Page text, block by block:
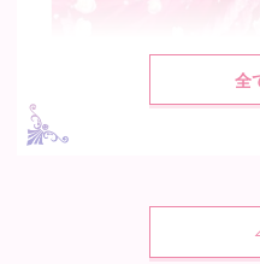
にわか令嬢は王太子殿下の雇
2019.1.19発売
全